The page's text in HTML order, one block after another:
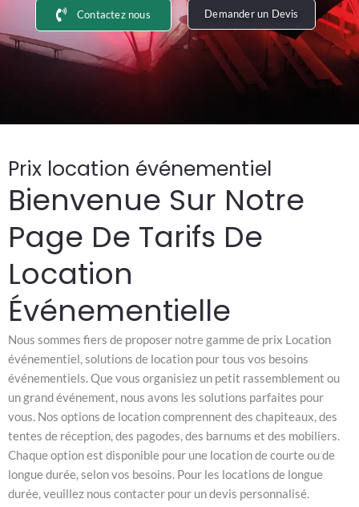
Contactez nous Demander un Devis
Prix location événementiel
Bienvenue Sur Notre
Page De Tarifs De
Location
Événementielle
Nous sommes fiers de proposer notre gamme de prix Location
événementiel, solutions de location pour tous vos besoins
événementiels. Que vous organisiez un petit rassemblement ou
un grand événement, nous avons les solutions parfaites pour
vous. Nos options de location comprennent des chapiteaux, des
tentes de réception, des pagodes, des barnums et des mobiliers.
Chaque option est disponible pour une location de courte ou de
longue durée, selon vos besoins. Pour les locations de longue
durée, veuillez nous contacter pour un devis personnalisé.